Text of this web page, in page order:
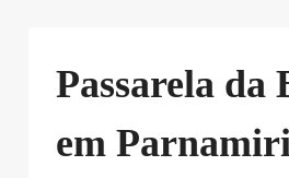
Passarela da
em